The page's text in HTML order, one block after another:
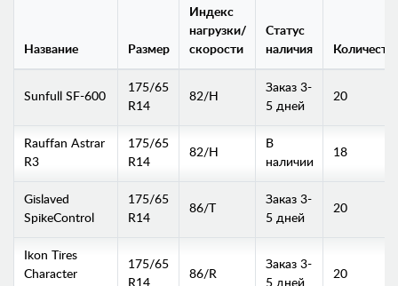
Название Размер
Индекс
нагрузки/
скорости
Статус
наличия
Sunfull SF-600
175/65
R14
82/H
Заказ 3-
5 дней
20
Rauffan Astrar
R3
175/65
R14
82/H
В
наличии
18
Gislaved
SpikeControl
175/65
R14
86/T
Заказ 3-
5 дней
20
Ikon Tires
Character
175/65
R14
86/R
Заказ 3-
5 дней
20